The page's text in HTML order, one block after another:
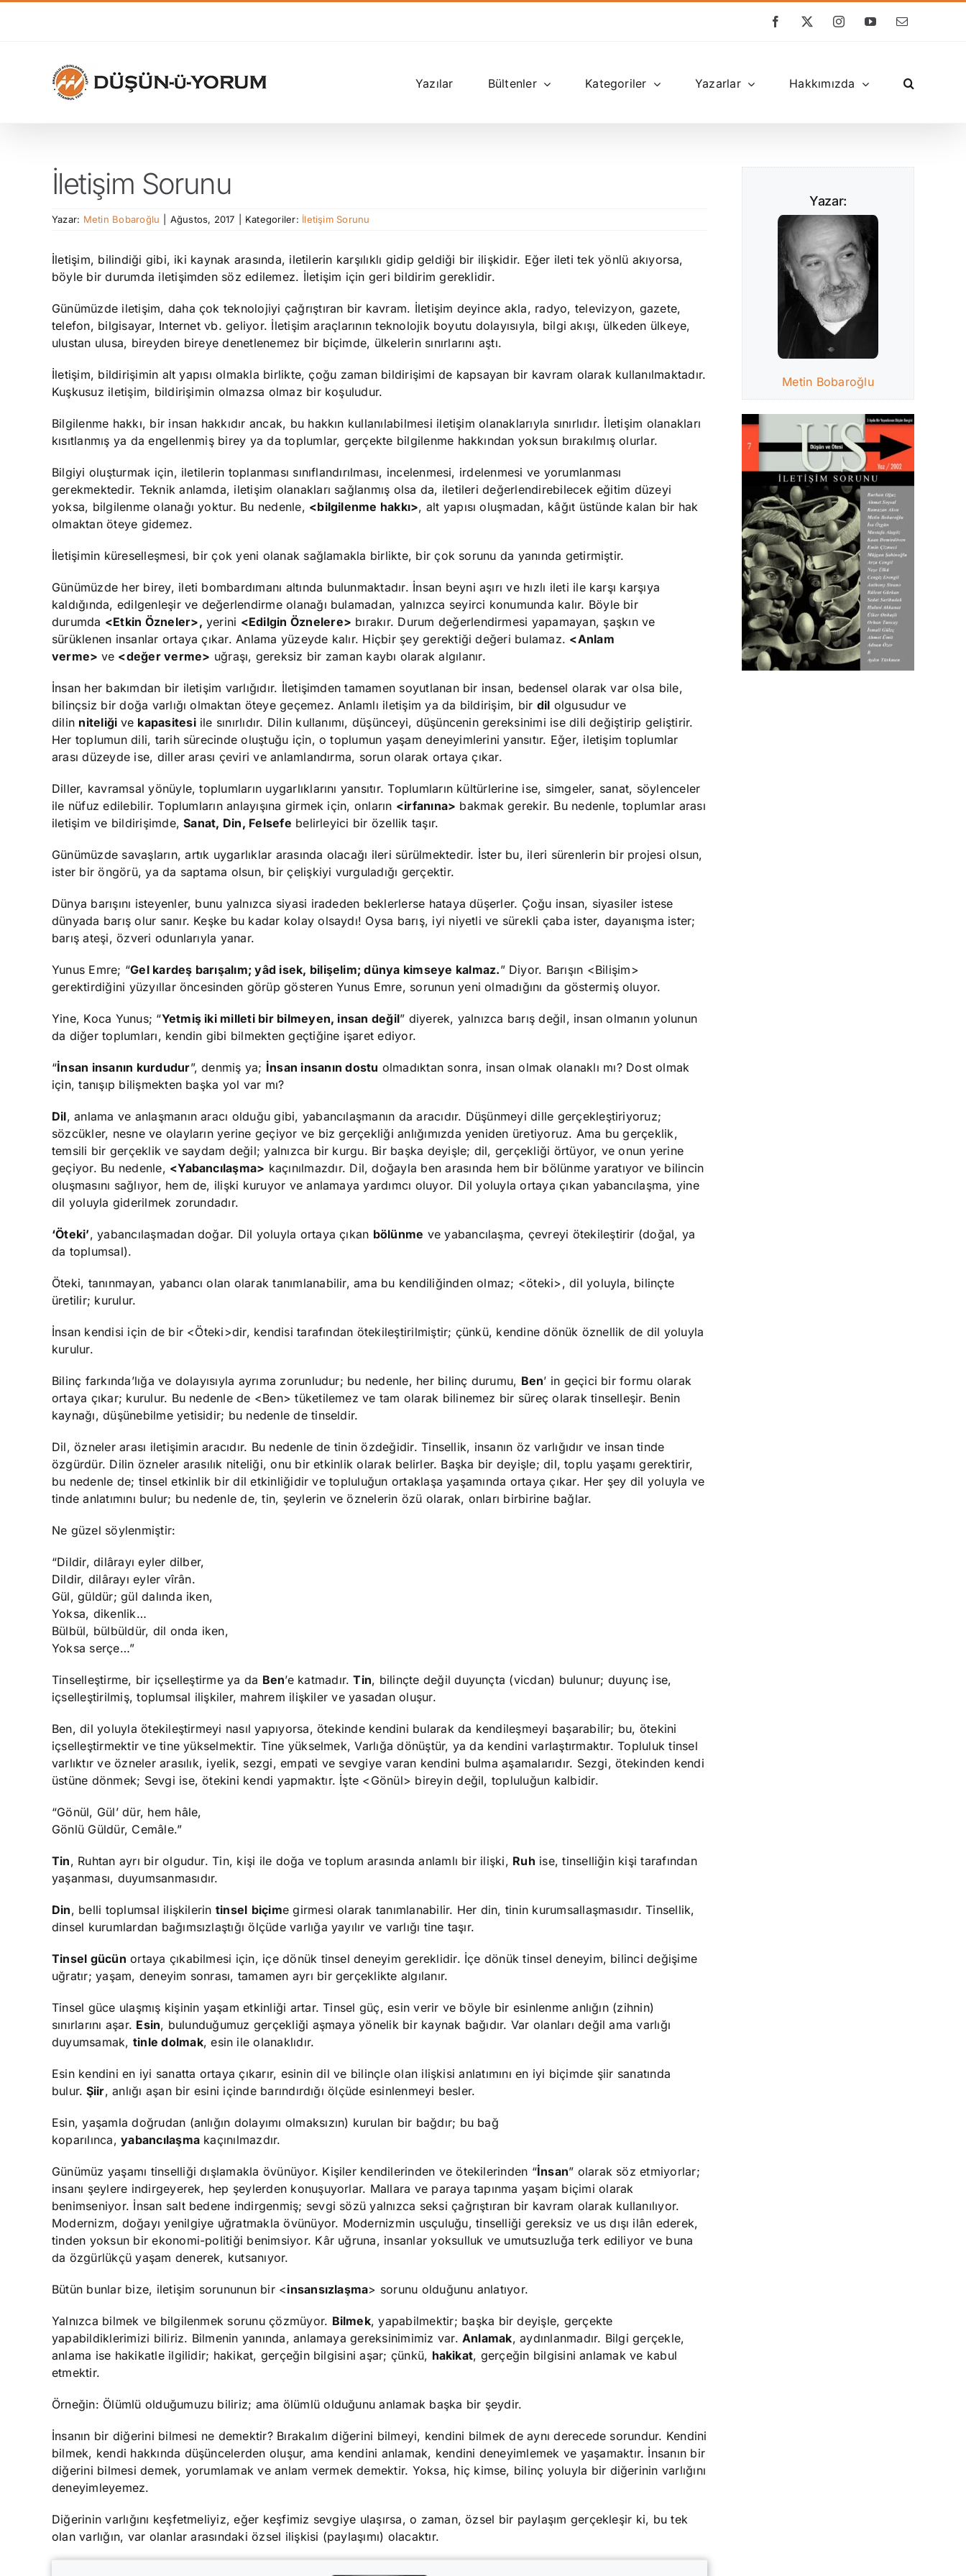
Facebook
X InstagramYouTube
E-
Yazılar Bültenler Kategoriler Yazarlar Hakkımızda
İletişim Sorunu
Yazar: Metin Bobaroğlu Ağustos, 2017 Kategoriler: İletişim Sorunu
İletişim, bilindiği gibi, iki kaynak arasında, iletilerin karşılıklı gidip geldiği bir ilişkidir. Eğer ileti tek yönlü akıyorsa,
böyle bir durumda iletişimden söz edilemez. İletişim için geri bildirim gereklidir.
Günümüzde iletişim, daha çok teknolojiyi çağrıştıran bir kavram. İletişim deyince akla, radyo, televizyon, gazete,
telefon, bilgisayar, Internet vb. geliyor. İletişim araçlarının teknolojik boyutu dolayısıyla, bilgi akışı, ülkeden ülkeye,
ulustan ulusa, bireyden bireye denetlenemez bir biçimde, ülkelerin sınırlarını aştı.
İletişim, bildirişimin alt yapısı olmakla birlikte, çoğu zaman bildirişimi de kapsayan bir kavram olarak kullanılmaktadır.
Kuşkusuz iletişim, bildirişimin olmazsa olmaz bir koşuludur.
Bilgilenme hakkı, bir insan hakkıdır ancak, bu hakkın kullanılabilmesi iletişim olanaklarıyla sınırlıdır. İletişim olanakları
kısıtlanmış ya da engellenmiş birey ya da toplumlar, gerçekte bilgilenme hakkından yoksun bırakılmış olurlar.
Bilgiyi oluşturmak için, iletilerin toplanması sınıflandırılması, incelenmesi, irdelenmesi ve yorumlanması
gerekmektedir. Teknik anlamda, iletişim olanakları sağlanmış olsa da, iletileri değerlendirebilecek eğitim düzeyi
yoksa, bilgilenme olanağı yoktur. Bu nedenle, <bilgilenme hakkı>, alt yapısı oluşmadan, kâğıt üstünde kalan bir hak
olmaktan öteye gidemez.
İletişimin küreselleşmesi, bir çok yeni olanak sağlamakla birlikte, bir çok sorunu da yanında getirmiştir.
Günümüzde her birey, ileti bombardımanı altında bulunmaktadır. İnsan beyni aşırı ve hızlı ileti ile karşı karşıya
kaldığında, edilgenleşir ve değerlendirme olanağı bulamadan, yalnızca seyirci konumunda kalır. Böyle bir
durumda <Etkin Özneler>, yerini <Edilgin Öznelere> bırakır. Durum değerlendirmesi yapamayan, şaşkın ve
sürüklenen insanlar ortaya çıkar. Anlama yüzeyde kalır. Hiçbir şey gerektiği değeri bulamaz. <Anlam
verme> ve <değer verme> uğraşı, gereksiz bir zaman kaybı olarak algılanır.
İnsan her bakımdan bir iletişim varlığıdır. İletişimden tamamen soyutlanan bir insan, bedensel olarak var olsa bile,
bilinçsiz bir doğa varlığı olmaktan öteye geçemez. Anlamlı iletişim ya da bildirişim, bir dil olgusudur ve
dilin niteliği ve kapasitesiile sınırlıdır. Dilin kullanımı, düşünceyi, düşüncenin gereksinimi ise dili değiştirip geliştirir.
Her toplumun dili, tarih sürecinde oluştuğu için, o toplumun yaşam deneyimlerini yansıtır. Eğer, iletişim toplumlar
arası düzeyde ise, diller arası çeviri ve anlamlandırma, sorun olarak ortaya çıkar.
Diller, kavramsal yönüyle, toplumların uygarlıklarını yansıtır. Toplumların kültürlerine ise, simgeler, sanat, söylenceler
ile nüfuz edilebilir. Toplumların anlayışına girmek için, onların <irfanına> bakmak gerekir. Bu nedenle, toplumlar arası
iletişim ve bildirişimde,Sanat, Din, Felsefe belirleyici bir özellik taşır.
Günümüzde savaşların, artık uygarlıklar arasında olacağı ileri sürülmektedir. İster bu, ileri sürenlerin bir projesi olsun,
ister bir öngörü, ya da saptama olsun, bir çelişkiyi vurguladığı gerçektir.
Dünya barışını isteyenler, bunu yalnızca siyasi iradeden beklerlerse hataya düşerler. Çoğu insan, siyasiler istese
dünyada barış olur sanır. Keşke bu kadar kolay olsaydı! Oysa barış, iyi niyetli ve sürekli çaba ister, dayanışma ister;
barış ateşi, özveri odunlarıyla yanar.
Yunus Emre; “Gel kardeş barışalım; yâd isek, bilişelim; dünya kimseye kalmaz.” Diyor. Barışın <Bilişim>
gerektirdiğini yüzyıllar öncesinden görüp gösteren Yunus Emre, sorunun yeni olmadığını da göstermiş oluyor.
Yine, Koca Yunus; “Yetmiş iki milleti bir bilmeyen, insan değil” diyerek, yalnızca barış değil, insan olmanın yolunun
da diğer toplumları, kendin gibi bilmekten geçtiğine işaret ediyor.
“İnsan insanın kurdudur”, denmiş ya; İnsan insanın dostu olmadıktan sonra, insan olmak olanaklı mı? Dost olmak
için, tanışıp bilişmekten başka yol var mı?
Dil, anlama ve anlaşmanın aracı olduğu gibi, yabancılaşmanın da aracıdır. Düşünmeyi dille gerçekleştiriyoruz;
sözcükler, nesne ve olayların yerine geçiyor ve biz gerçekliği anlığımızda yeniden üretiyoruz. Ama bu gerçeklik,
temsili bir gerçeklik ve saydam değil; yalnızca bir kurgu. Bir başka deyişle; dil, gerçekliği örtüyor, ve onun yerine
geçiyor. Bu nedenle, <Yabancılaşma> kaçınılmazdır. Dil, doğayla ben arasında hem bir bölünme yaratıyor ve bilincin
oluşmasını sağlıyor, hem de, ilişki kuruyor ve anlamaya yardımcı oluyor. Dil yoluyla ortaya çıkan yabancılaşma, yine
dil yoluyla giderilmek zorundadır.
‘Öteki’, yabancılaşmadan doğar. Dil yoluyla ortaya çıkan bölünme ve yabancılaşma, çevreyi ötekileştirir (doğal, ya
da toplumsal).
Öteki, tanınmayan, yabancı olan olarak tanımlanabilir, ama bu kendiliğinden olmaz; <öteki>, dil yoluyla, bilinçte
üretilir; kurulur.
İnsan kendisi için de bir <Öteki>dir, kendisi tarafından ötekileştirilmiştir; çünkü, kendine dönük öznellik de dil yoluyla
kurulur.
Bilinç farkında’lığa ve dolayısıyla ayrıma zorunludur; bu nedenle, her bilinç durumu, Ben’ in geçici bir formu olarak
ortaya çıkar; kurulur. Bu nedenle de <Ben> tüketilemez ve tam olarak bilinemez bir süreç olarak tinselleşir. Benin
kaynağı, düşünebilme yetisidir; bu nedenle de tinseldir.
Dil, özneler arası iletişimin aracıdır. Bu nedenle de tinin özdeğidir. Tinsellik, insanın öz varlığıdır ve insan tinde
özgürdür. Dilin özneler arasılık niteliği, onu bir etkinlik olarak belirler. Başka bir deyişle; dil, toplu yaşamı gerektirir,
bu nedenle de; tinsel etkinlik bir dil etkinliğidir ve topluluğun ortaklaşa yaşamında ortaya çıkar. Her şey dil yoluyla ve
tinde anlatımını bulur; bu nedenle de, tin, şeylerin ve öznelerin özü olarak, onları birbirine bağlar.
Ne güzel söylenmiştir:
“Dildir, dilârayı eyler dilber,
Dildir, dilârayı eyler vîrân.
Gül, güldür; gül dalında iken,
Yoksa, dikenlik…
Bülbül, bülbüldür, dil onda iken,
Yoksa serçe…”
Tinselleştirme, bir içselleştirme ya da Ben’e katmadır.Tin, bilinçte değil duyunçta (vicdan) bulunur; duyunç ise,
içselleştirilmiş, toplumsal ilişkiler, mahrem ilişkiler ve yasadan oluşur.
Ben, dil yoluyla ötekileştirmeyi nasıl yapıyorsa, ötekinde kendini bularak da kendileşmeyi başarabilir; bu, ötekini
içselleştirmektir ve tine yükselmektir. Tine yükselmek, Varlığa dönüştür, ya da kendini varlaştırmaktır. Topluluk tinsel
varlıktır ve özneler arasılık, iyelik, sezgi, empati ve sevgiye varan kendini bulma aşamalarıdır. Sezgi, ötekinden kendi
üstüne dönmek; Sevgi ise, ötekini kendi yapmaktır. İşte <Gönül> bireyin değil, topluluğun kalbidir.
“Gönül, Gül’ dür, hem hâle,
Gönlü Güldür, Cemâle.”
Tin, Ruhtan ayrı bir olgudur. Tin, kişi ile doğa ve toplum arasında anlamlı bir ilişki, Ruh ise, tinselliğin kişi tarafından
yaşanması, duyumsanmasıdır.
Din, belli toplumsal ilişkilerin tinsel biçime girmesi olarak tanımlanabilir. Her din, tinin kurumsallaşmasıdır. Tinsellik,
dinsel kurumlardan bağımsızlaştığı ölçüde varlığa yayılır ve varlığı tine taşır.
Tinsel gücün ortaya çıkabilmesi için, içe dönük tinsel deneyim gereklidir. İçe dönük tinsel deneyim, bilinci değişime
uğratır; yaşam, deneyim sonrası, tamamen ayrı bir gerçeklikte algılanır.
Tinsel güce ulaşmış kişinin yaşam etkinliği artar. Tinsel güç, esin verir ve böyle bir esinlenme anlığın (zihnin)
sınırlarını aşar. Esin, bulunduğumuz gerçekliği aşmaya yönelik bir kaynak bağıdır. Var olanları değil ama varlığı
duyumsamak, tinle dolmak, esin ile olanaklıdır.
Esin kendini en iyi sanatta ortaya çıkarır, esinin dil ve bilinçle olan ilişkisi anlatımını en iyi biçimde şiir sanatında
bulur. Şiir, anlığı aşan bir esini içinde barındırdığı ölçüde esinlenmeyi besler.
Esin, yaşamla doğrudan (anlığın dolayımı olmaksızın) kurulan bir bağdır; bu bağ
koparılınca,yabancılaşma kaçınılmazdır.
Günümüz yaşamı tinselliği dışlamakla övünüyor. Kişiler kendilerinden ve ötekilerinden “İnsan” olarak söz etmiyorlar;
insanı şeylere indirgeyerek, hep şeylerden konuşuyorlar. Mallara ve paraya tapınma yaşam biçimi olarak
benimseniyor. İnsan salt bedene indirgenmiş; sevgi sözü yalnızca seksi çağrıştıran bir kavram olarak kullanılıyor.
Modernizm, doğayı yenilgiye uğratmakla övünüyor. Modernizmin usçuluğu, tinselliği gereksiz ve us dışı ilân ederek,
tinden yoksun bir ekonomi-politiği benimsiyor. Kâr uğruna, insanlar yoksulluk ve umutsuzluğa terk ediliyor ve buna
da özgürlükçü yaşam denerek, kutsanıyor.
Bütün bunlar bize, iletişim sorununun bir <insansızlaşma> sorunu olduğunu anlatıyor.
Yalnızca bilmek ve bilgilenmek sorunu çözmüyor. Bilmek, yapabilmektir; başka bir deyişle, gerçekte
yapabildiklerimizi biliriz. Bilmenin yanında, anlamaya gereksinimimiz var. Anlamak, aydınlanmadır. Bilgi gerçekle,
anlama ise hakikatle ilgilidir; hakikat, gerçeğin bilgisini aşar; çünkü, hakikat, gerçeğin bilgisini anlamak ve kabul
etmektir.
Örneğin: Ölümlü olduğumuzu biliriz; ama ölümlü olduğunu anlamak başka bir şeydir.
İnsanın bir diğerini bilmesi ne demektir? Bırakalım diğerini bilmeyi, kendini bilmek de aynı derecede sorundur. Kendini
bilmek, kendi hakkında düşüncelerden oluşur, ama kendini anlamak, kendini deneyimlemek ve yaşamaktır. İnsanın bir
diğerini bilmesi demek, yorumlamak ve anlam vermek demektir. Yoksa, hiç kimse, bilinç yoluyla bir diğerinin varlığını
deneyimleyemez.
Diğerinin varlığını keşfetmeliyiz, eğer keşfimiz sevgiye ulaşırsa, o zaman, özsel bir paylaşım gerçekleşir ki, bu tek
olan varlığın, var olanlar arasındaki özsel ilişkisi (paylaşımı) olacaktır.
Yazar:
Metin Bobaroğlu